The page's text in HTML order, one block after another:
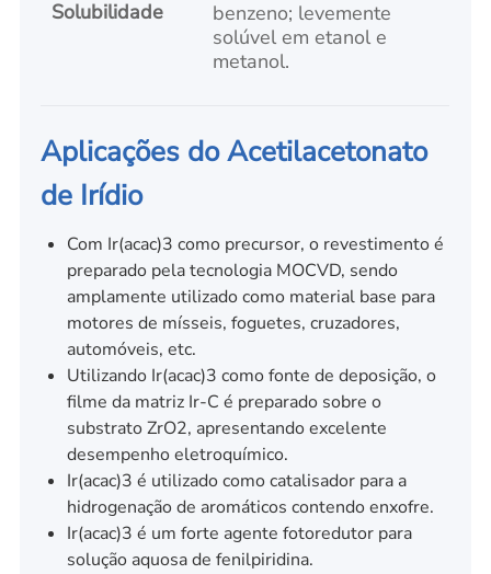
Solubilidade
benzeno; levemente
solúvel em etanol e
metanol.
Aplicações do Acetilacetonato
de Irídio
Com Ir(acac)3 como precursor, o revestimento é
preparado pela tecnologia MOCVD, sendo
amplamente utilizado como material base para
motores de mísseis, foguetes, cruzadores,
automóveis, etc.
Utilizando Ir(acac)3 como fonte de deposição, o
filme da matriz Ir-C é preparado sobre o
substrato ZrO2, apresentando excelente
desempenho eletroquímico.
Ir(acac)3 é utilizado como catalisador para a
hidrogenação de aromáticos contendo enxofre.
Ir(acac)3 é um forte agente fotoredutor para
solução aquosa de fenilpiridina.